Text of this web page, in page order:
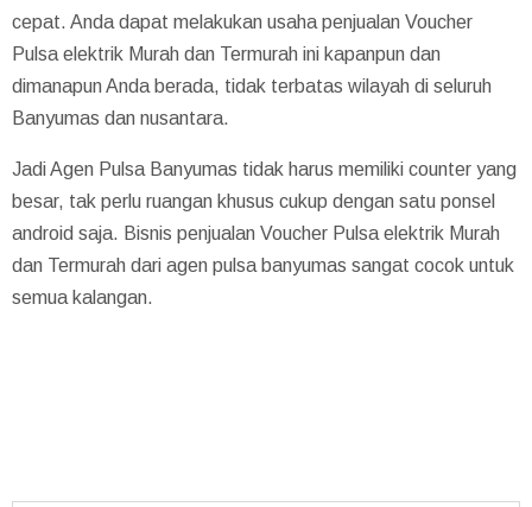
cepat. Anda dapat melakukan usaha penjualan Voucher
Pulsa elektrik Murah dan Termurah ini kapanpun dan
dimanapun Anda berada, tidak terbatas wilayah di seluruh
Banyumas dan nusantara.
Jadi Agen Pulsa Banyumas tidak harus memiliki counter yang
besar, tak perlu ruangan khusus cukup dengan satu ponsel
android saja. Bisnis penjualan Voucher Pulsa elektrik Murah
dan Termurah dari agen pulsa banyumas sangat cocok untuk
semua kalangan.